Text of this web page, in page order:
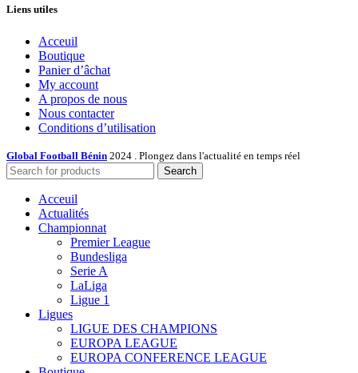
Liens utiles
Acceuil
Boutique
Panier d’âchat
My account
A propos de nous
Nous contacter
Conditions d’utilisation
Global Football Bénin 2024 . Plongez dans l'actualité en temps réel
Search
Acceuil
Actualités
Championnat
Premier League
Bundesliga
Serie A
LaLiga
Ligue 1
Ligues
LIGUE DES CHAMPIONS
EUROPA LEAGUE
EUROPA CONFERENCE LEAGUE